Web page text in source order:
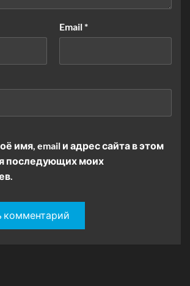
Email*
имя, email и адрес сайта в этом
последующих моих